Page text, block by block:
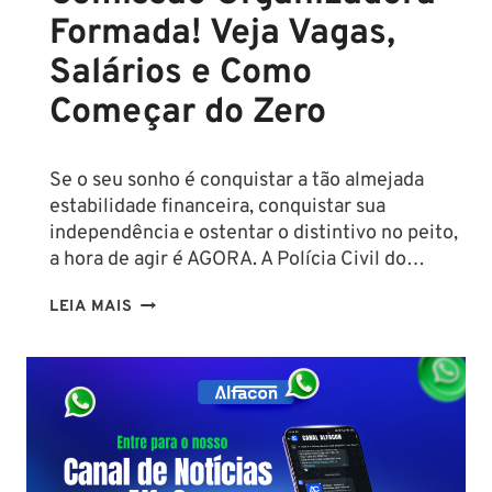
Formada! Veja Vagas,
Salários e Como
Começar do Zero
Se o seu sonho é conquistar a tão almejada
estabilidade financeira, conquistar sua
independência e ostentar o distintivo no peito,
a hora de agir é AGORA. A Polícia Civil do…
LEIA MAIS CONCURSO
PA
COMISSÃO
ORGANIZADORA
FORMADA!